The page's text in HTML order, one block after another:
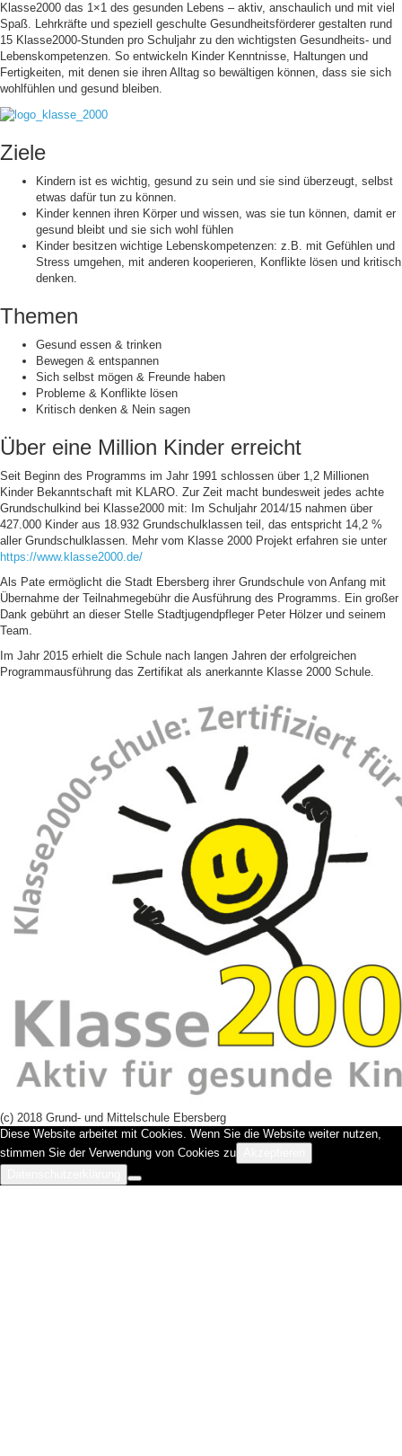
Klasse2000 das 1×1 des gesunden Lebens – aktiv, anschaulich und mit viel
Spaß. Lehrkräfte und speziell geschulte Gesundheitsförderer gestalten rund
15 Klasse2000-Stunden pro Schuljahr zu den wichtigsten Gesundheits- und
Lebenskompetenzen. So entwickeln Kinder Kenntnisse, Haltungen und
Fertigkeiten, mit denen sie ihren Alltag so bewältigen können, dass sie sich
wohlfühlen und gesund bleiben.
Ziele
Kindern ist es wichtig, gesund zu sein und sie sind überzeugt, selbst
etwas dafür tun zu können.
Kinder kennen ihren Körper und wissen, was sie tun können, damit er
gesund bleibt und sie sich wohl fühlen
Kinder besitzen wichtige Lebenskompetenzen: z.B. mit Gefühlen und
Stress umgehen, mit anderen kooperieren, Konflikte lösen und kritisch
denken.
Themen
Gesund essen & trinken
Bewegen & entspannen
Sich selbst mögen & Freunde haben
Probleme & Konflikte lösen
Kritisch denken & Nein sagen
Über eine Million Kinder erreicht
Seit Beginn des Programms im Jahr 1991 schlossen über 1,2 Millionen
Kinder Bekanntschaft mit KLARO. Zur Zeit macht bundesweit jedes achte
Grundschulkind bei Klasse2000 mit: Im Schuljahr 2014/15 nahmen über
427.000 Kinder aus 18.932 Grundschulklassen teil, das entspricht 14,2 %
aller Grundschulklassen. Mehr vom Klasse 2000 Projekt erfahren sie unter
https://www.klasse2000.de/
Als Pate ermöglicht die Stadt Ebersberg ihrer Grundschule von Anfang mit
Übernahme der Teilnahmegebühr die Ausführung des Programms. Ein großer
Dank gebührt an dieser Stelle Stadtjugendpfleger Peter Hölzer und seinem
Team.
Im Jahr 2015 erhielt die Schule nach langen Jahren der erfolgreichen
Programmausführung das Zertifikat als anerkannte Klasse 2000 Schule.
(c) 2018 Grund- und Mittelschule Ebersberg
Diese Website arbeitet mit Cookies. Wenn Sie die Website weiter nutzen,
stimmen Sie der Verwendung von Cookies zu